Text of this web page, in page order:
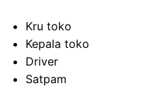
Kru toko
Kepala toko
Driver
Satpam